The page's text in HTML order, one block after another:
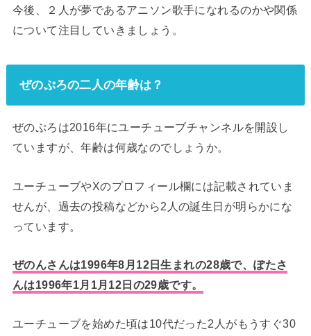
今後、２人が夢であるアニソン歌手になれるのかや関係
について注目していきましょう。
ぜのぷろの二人の年齢は？
ぜのぷろは2016年にユーチューブチャンネルを開設し
ていますが、年齢は何歳なのでしょうか。
ユーチューブやXのプロフィール欄には記載されていま
せんが、過去の投稿などから2人の誕生日が明らかにな
っています。
ぜのんさんは1996年8月12日生まれの28歳で、ぽたさ
んは1996年1月1月12日の29歳です。
ユーチューブを始めた頃は10代だった2人がもうすぐ30